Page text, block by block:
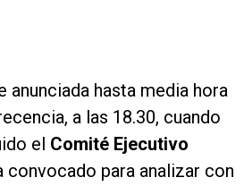
anunciada hasta media hora
a las 18.30, cuando
el Comité Ejecutivo
convocado para analizar con